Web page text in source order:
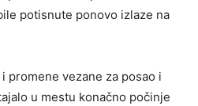
potisnute ponovo izlaze na
promene vezane za posao i
u mestu konačno počinje